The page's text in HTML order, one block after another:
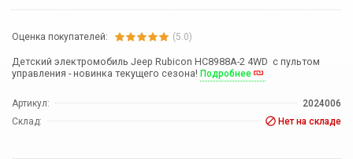
Оценка покупателей: (5.0)
Детский электромобиль Jeep Rubicon HC8988A-2 4WD с пультом
управления - новинка текущего сезона! Подробнее
Артикул:
2024006
Склад:
Нет на складе